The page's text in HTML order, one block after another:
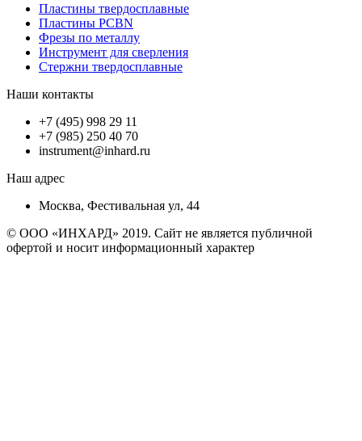
Пластины твердосплавные
Пластины PCBN
Фрезы по металлу
Инструмент для сверления
Стержни твердосплавные
Наши контакты
+7 (495) 998 29 11
+7 (985) 250 40 70
instrument@inhard.ru
Наш адрес
Москва, Фестивальная ул, 44
© ООО «ИНХАРД» 2019. Сайт не является публичной
офертой и носит информационный характер